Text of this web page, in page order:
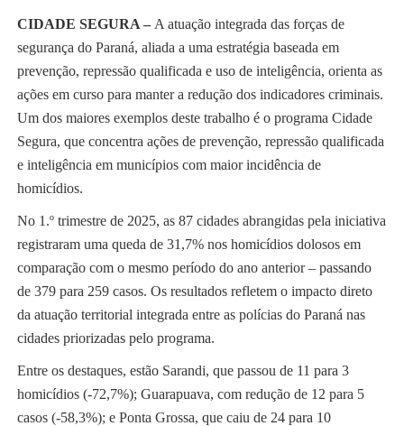
CIDADE SEGURA –A atuação integrada das forças de
segurança do Paraná, aliada a uma estratégia baseada em
prevenção, repressão qualificada e uso de inteligência, orienta as
ações em curso para manter a redução dos indicadores criminais.
Um dos maiores exemplos deste trabalho é o programa Cidade
Segura, que concentra ações de prevenção, repressão qualificada
e inteligência em municípios com maior incidência de
homicídios.
No 1.º trimestre de 2025, as 87 cidades abrangidas pela iniciativa
registraram uma queda de 31,7% nos homicídios dolosos em
comparação com o mesmo período do ano anterior – passando
de 379 para 259 casos. Os resultados refletem o impacto direto
da atuação territorial integrada entre as polícias do Paraná nas
cidades priorizadas pelo programa.
Entre os destaques, estão Sarandi, que passou de 11 para 3
homicídios (-72,7%); Guarapuava, com redução de 12 para 5
casos (-58,3%); e Ponta Grossa, que caiu de 24 para 10